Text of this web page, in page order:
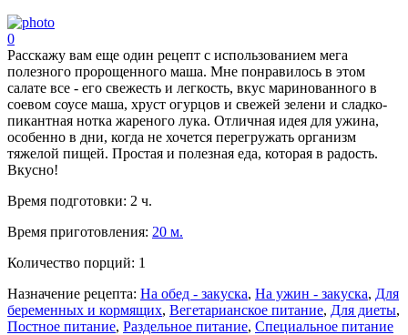
0
Расскажу вам еще один рецепт с использованием мега
полезного пророщенного маша. Мне понравилось в этом
салате все - его свежесть и легкость, вкус маринованного в
соевом соусе маша, хруст огурцов и свежей зелени и сладко-
пикантная нотка жареного лука. Отличная идея для ужина,
особенно в дни, когда не хочется перегружать организм
тяжелой пищей. Простая и полезная еда, которая в радость.
Вкусно!
Время подготовки: 2 ч.
Время приготовления: 20 м.
Количество порций: 1
Назначение рецепта: На обед - закуска, На ужин - закуска, Для
беременных и кормящих, Вегетарианское питание, Для диеты,
Постное питание, Раздельное питание, Специальное питание